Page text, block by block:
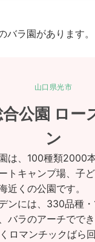
バラ園があります。
山口県光市
公園 ロー
ン
は、100種類2000
トキャンプ場、子
近くの公園です。
ンには、330品種
バラのアーチでで
ロマンチックばら